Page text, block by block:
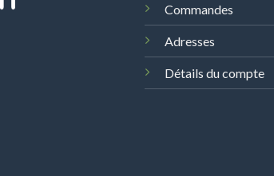
Commandes
Adresses
Détails du compte